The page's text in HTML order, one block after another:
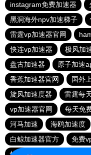
instagram免费加速器
黑洞海外npv加速梯子
雷霆vp加速器官网
快连vp加速器
极风加
盘古加速器
原子加速
香蕉加速器官网
国外
旋风加速度器
雷霆每
vp加速器官网
每天免
河马加速
海鸥加速度
白鲸加速器官方
免费